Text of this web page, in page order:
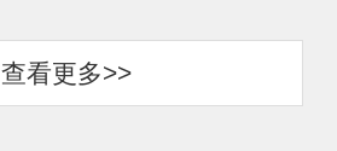
查看更多>>